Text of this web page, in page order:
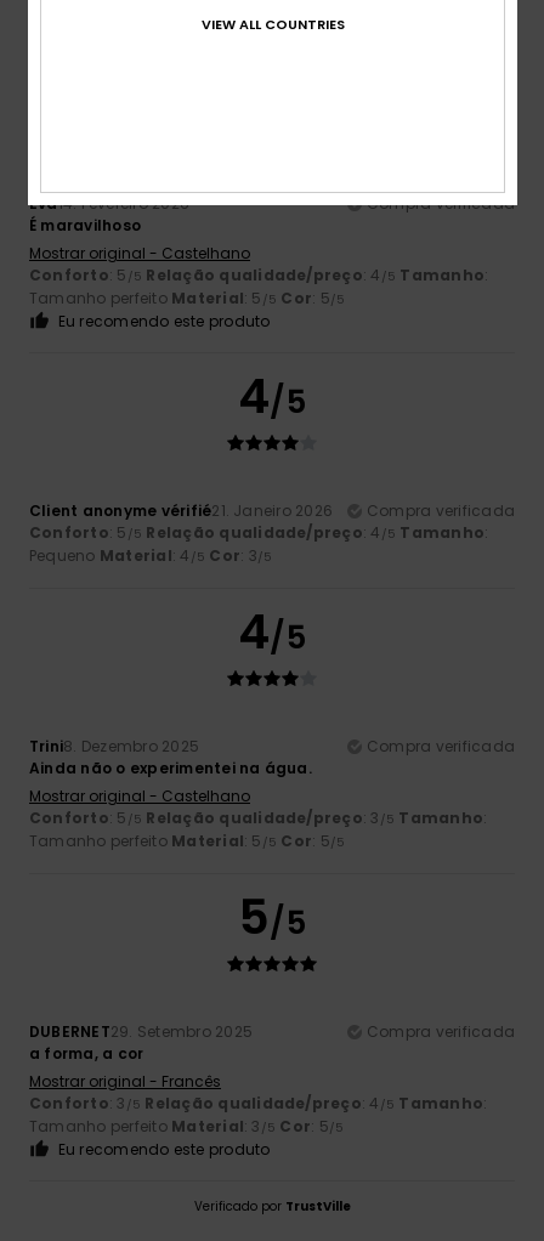
Eva14. Fevereiro 2026
Compra verificada
É maravilhoso
Mostrar original - Castelhano
Conforto: 5 /5 Relação qualidade/preço: 4 /5 Tamanho:
Tamanho perfeito Material: 5 /5 Cor: 5/5
Eu recomendo este produto
4/5
Client anonyme vérifié21. Janeiro 2026
Compra verificada
Conforto: 5 /5 Relação qualidade/preço: 4 /5 Tamanho:
Pequeno Material: 4 /5 Cor: 3/5
4/5
Trini8. Dezembro 2025
Compra verificada
Ainda não o experimentei na água.
Mostrar original - Castelhano
Conforto: 5 /5 Relação qualidade/preço: 3 /5 Tamanho:
Tamanho perfeito Material: 5 /5 Cor: 5/5
5/5
DUBERNET29. Setembro 2025
Compra verificada
a forma, a cor
Mostrar original - Francês
Conforto: 3 /5 Relação qualidade/preço: 4 /5 Tamanho:
Tamanho perfeito Material: 3 /5 Cor: 5/5
Eu recomendo este produto
Verificado por TrustVille
VIEW ALL COUNTRIES